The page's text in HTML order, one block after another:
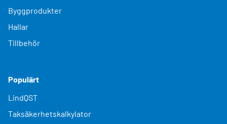
Byggprodukter
Hallar
Tillbehör
Populärt
LindQST
Taksäkerhetskalkylator